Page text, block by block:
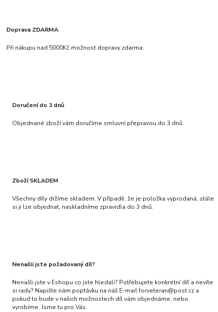
Doprava ZDARMA
Při nákupu nad 5000Kč možnost dopravy zdarma.
Doručení do 3 dnů
Objednané zboží vám doručíme smluvní přepravou do 3 dnů.
Zboží SKLADEM
Všechny díly držíme skladem. V případě, že je položka vyprodaná, stále
si ji lze objednat, naskladníme zpravidla do 3 dnů.
Nenašli jste požadovaný díl?
Nenašli jste v Eshopu co jste hledali? Potřebujete konkrétní díl a nevíte
si rady? Napište nám poptávku na náš E-mail forveteran@post.cz a
pokud to bude v našich možnostech díl vám objednáme, nebo
vyrobíme. Jsme tu pro Vás.